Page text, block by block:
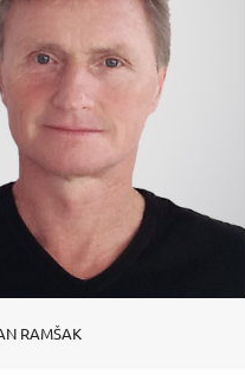
RAMŠAK